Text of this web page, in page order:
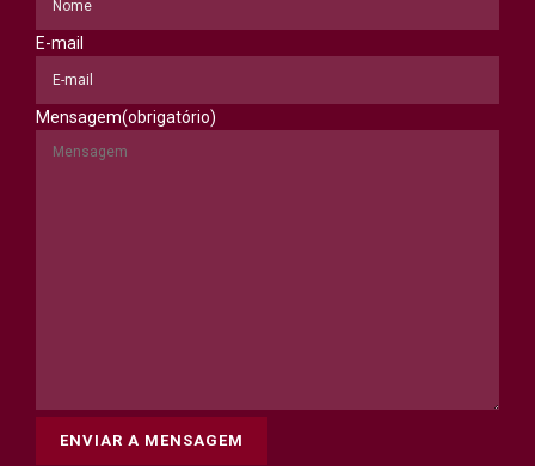
E-mail
Mensagem(obrigatório)